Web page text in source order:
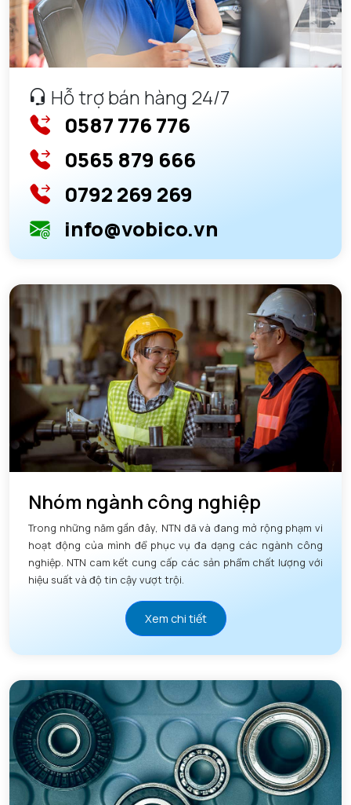
Hỗ trợ bán hàng 24/7
0587 776 776
0565 879 666
0792 269 269
info@vobico.vn
Nhóm ngành công nghiệp
Trong những năm gần đây, NTN đã và đang mở rộng phạm vi
hoạt động của mình để phục vụ đa dạng các ngành công
nghiệp. NTN cam kết cung cấp các sản phẩm chất lượng với
hiệu suất và độ tin cậy vượt trội.
Xem chi tiết